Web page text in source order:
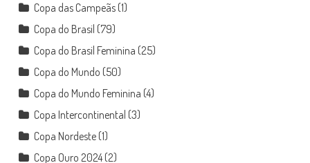
Copa das Campeãs(1)
Copa do Brasil (79)
Copa do Brasil Feminina (25)
Copa do Mundo (50)
Copa do Mundo Feminina (4)
Copa Intercontinental (3)
Copa Nordeste(1)
Copa Ouro 2024(2)